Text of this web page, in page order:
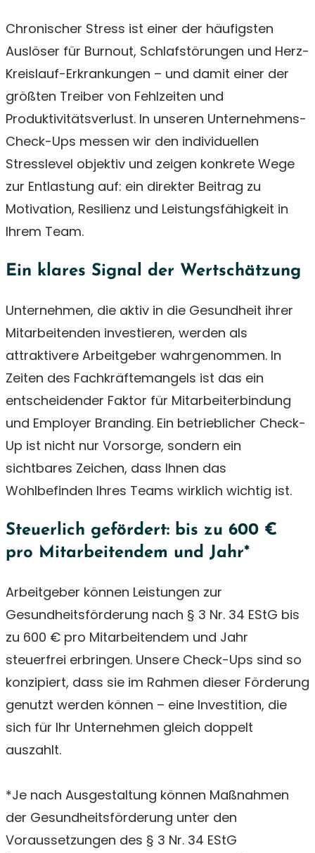
Chronischer Stress ist einer der häufigsten
Auslöser für Burnout, Schlafstörungen und Herz-
Kreislauf-Erkrankungen – und damit einer der
größten Treiber von Fehlzeiten und
Produktivitätsverlust. In unseren Unternehmens-
Check-Ups messen wir den individuellen
Stresslevel objektiv und zeigen konkrete Wege
zur Entlastung auf: ein direkter Beitrag zu
Motivation, Resilienz und Leistungsfähigkeit in
Ihrem Team.
Ein klares Signal der Wertschätzung
Unternehmen, die aktiv in die Gesundheit ihrer
Mitarbeitenden investieren, werden als
attraktivere Arbeitgeber wahrgenommen. In
Zeiten des Fachkräftemangels ist das ein
entscheidender Faktor für Mitarbeiterbindung
und Employer Branding. Ein betrieblicher Check-
Up ist nicht nur Vorsorge, sondern ein
sichtbares Zeichen, dass Ihnen das
Wohlbefinden Ihres Teams wirklich wichtig ist.
Steuerlich gefördert: bis zu 600 €
pro Mitarbeitendem und Jahr*
Arbeitgeber können Leistungen zur
Gesundheitsförderung nach § 3 Nr. 34 EStG bis
zu 600 € pro Mitarbeitendem und Jahr
steuerfrei erbringen. Unsere Check-Ups sind so
konzipiert, dass sie im Rahmen dieser Förderung
genutzt werden können – eine Investition, die
sich für Ihr Unternehmen gleich doppelt
auszahlt.
*Je nach Ausgestaltung können Maßnahmen
der Gesundheitsförderung unter den
Voraussetzungen des § 3 Nr. 34 EStG